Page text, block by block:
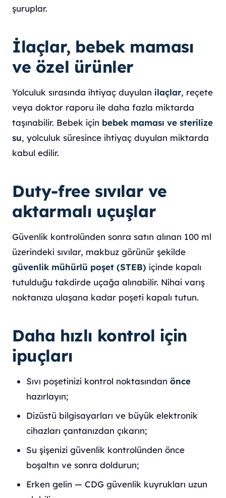
şuruplar.
İlaçlar, bebek maması
ve özel ürünler
Yolculuk sırasında ihtiyaç duyulan ilaçlar, reçete
veya doktor raporu ile daha fazla miktarda
taşınabilir. Bebek için bebek maması ve sterilize
su, yolculuk süresince ihtiyaç duyulan miktarda
kabul edilir.
Duty-free sıvılar ve
aktarmalı uçuşlar
Güvenlik kontrolünden sonra satın alınan 100 ml
üzerindeki sıvılar, makbuz görünür şekilde
güvenlik mühürlü poşet (STEB) içinde kapalı
tutulduğu takdirde uçağa alınabilir. Nihai varış
noktanıza ulaşana kadar poşeti kapalı tutun.
Daha hızlı kontrol için
ipuçları
Sıvı poşetinizi kontrol noktasından önce
hazırlayın;
Dizüstü bilgisayarları ve büyük elektronik
cihazları çantanızdan çıkarın;
Su şişenizi güvenlik kontrolünden önce
boşaltın ve sonra doldurun;
Erken gelin — CDG güvenlik kuyrukları uzun